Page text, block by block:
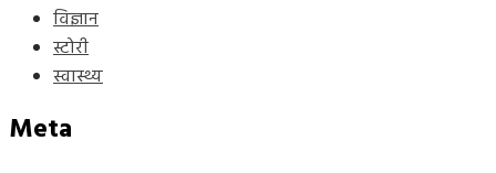
विज्ञान
स्टोरी
स्वास्थ्य
Meta